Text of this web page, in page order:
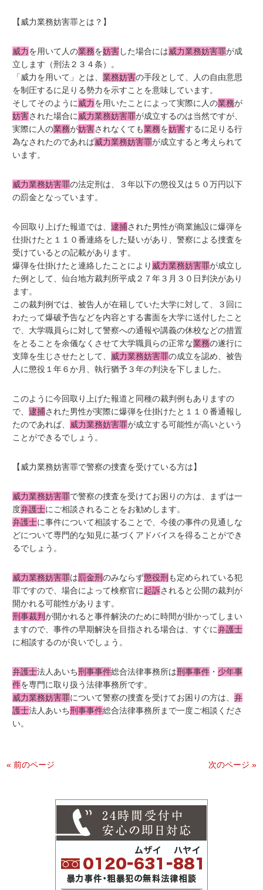
【威力業務妨害罪とは？】
威力を用いて人の業務を妨害した場合には威力業務妨害罪が成
立します（刑法２３４条）。
「威力を用いて」とは、業務妨害の手段として、人の自由意思
を制圧するに足りる勢力を示すことを意味しています。
そしてそのように威力を用いたことによって実際に人の業務が
妨害された場合に威力業務妨害罪が成立するのは当然ですが、
実際に人の業務が妨害されなくても業務を妨害するに足りる行
為なされたのであれば威力業務妨害罪が成立すると考えられて
います。
威力業務妨害罪の法定刑は、３年以下の懲役又は５０万円以下
の罰金となっています。
今回取り上げた報道では、逮捕された男性が商業施設に爆弾を
仕掛けたと１１０番連絡をした疑いがあり、警察による捜査を
受けているとの記載があります。
爆弾を仕掛けたと連絡したことにより 威力業務妨害罪が成立し
た例として、仙台地方裁判所平成２７年３月３０日判決があり
ます。
この裁判例では、被告人が在籍していた大学に対して、３回に
わたって爆破予告などを内容とする書面を大学に送付したこと
で、大学職員らに対して警察への通報や講義の休校などの措置
をとることを余儀なくさせて大学職員らの正常な業務の遂行に
支障を生じさせたとして、 威力業務妨害罪の成立を認め、被告
人に懲役１年６か月、執行猶予３年の判決を下しました。
このように今回取り上げた報道と同種の裁判例もありますの
で、逮捕された男性が実際に爆弾を仕掛けたと１１０番通報し
たのであれば、 威力業務妨害罪が成立する可能性が高いという
ことができるでしょう。
【威力業務妨害罪で警察の捜査を受けている方は】
威力業務妨害罪で警察の捜査を受けてお困りの方は、まずは一
度弁護士にご相談されることをお勧めします。
弁護士に事件について相談することで、今後の事件の見通しな
どについて専門的な知見に基づくアドバイスを得ることができ
るでしょう。
威力業務妨害罪は罰金刑のみならず懲役刑 も定められている犯
罪ですので、場合によって検察官に起訴されると公開の裁判が
開かれる可能性があります。
刑事裁判が開かれると事件解決のために時間が掛かってしまい
ますので、事件の早期解決を目指される場合は、すぐに弁護士
に相談するのが良いでしょう。
弁護士法人あいち刑事事件総合法律事務所は刑事事件 ・ 少年事
件を専門に取り扱う法律事務所です。
威力業務妨害罪について警察の捜査を受けてお困りの方は、弁
護士法人あいち刑事事件総合法律事務所まで一度ご相談くださ
い。
« 前のページ 次のページ »